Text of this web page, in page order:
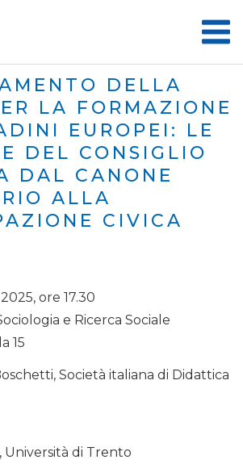
DELLA
LA FORMAZIONE
EUROPEI: LE
DEL CONSIGLIO
DAL CANONE
ALLA
CIVICA
ore 17.30
e Ricerca Sociale
15
Società italiana di Didattica
Università di Trento